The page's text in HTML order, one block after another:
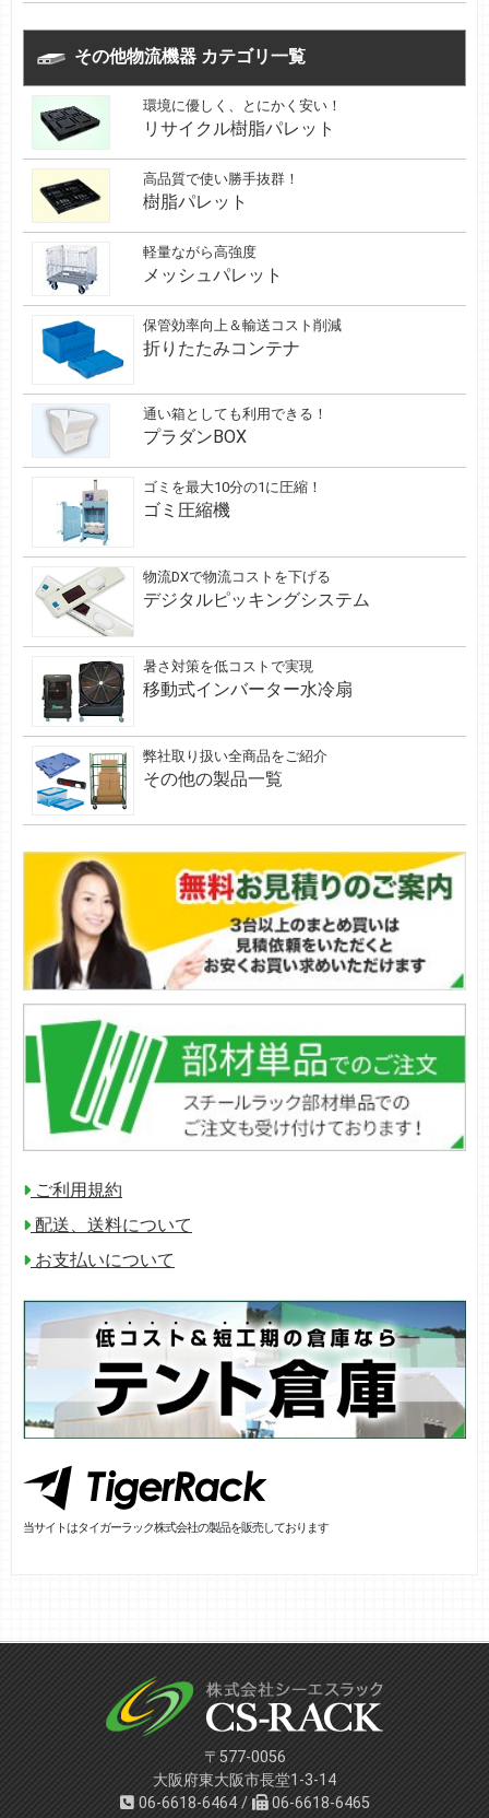
その他物流機器 カテゴリ一覧
環境に優しく、とにかく安い！
リサイクル樹脂パレット
高品質で使い勝手抜群！
樹脂パレット
軽量ながら高強度
メッシュパレット
保管効率向上＆輸送コスト削減
折りたたみコンテナ
通い箱としても利用できる！
プラダンBOX
ゴミを最大10分の1に圧縮！
ゴミ圧縮機
物流DXで物流コストを下げる
デジタルピッキングシステム
暑さ対策を低コストで実現
移動式インバーター水冷扇
弊社取り扱い全商品をご紹介
その他の製品一覧
ご利用規約
配送、送料について
お支払いについて
当サイトはタイガーラック株式会社の製品を販売しております
〒577-0056
大阪府東大阪市長堂1-3-14
06-6618-6464 /
06-6618-6465